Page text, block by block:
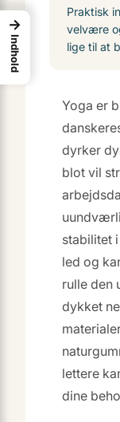
Praktisk
velvære
lige til at
Yoga er
dyrker
blot vil
stabilitet
led og
rulle den
dykket
lettere
dine
→
Indhold